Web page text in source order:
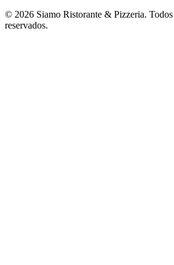
© 2026 Siamo Ristorante & Pizzeria.
reservados.